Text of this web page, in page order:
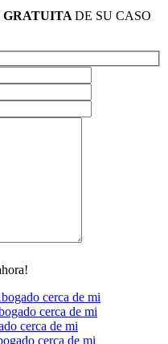
DE SU CASO
cerca de mi
cerca de mi
cerca de mi
cerca de mi